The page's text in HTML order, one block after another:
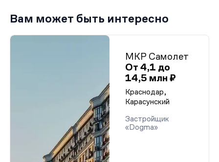
Вам может быть интересно
МКР Самолет
От 4,1 до
14,5 млн ₽
Краснодар,
Карасунский
Застройщик
«Dogma»